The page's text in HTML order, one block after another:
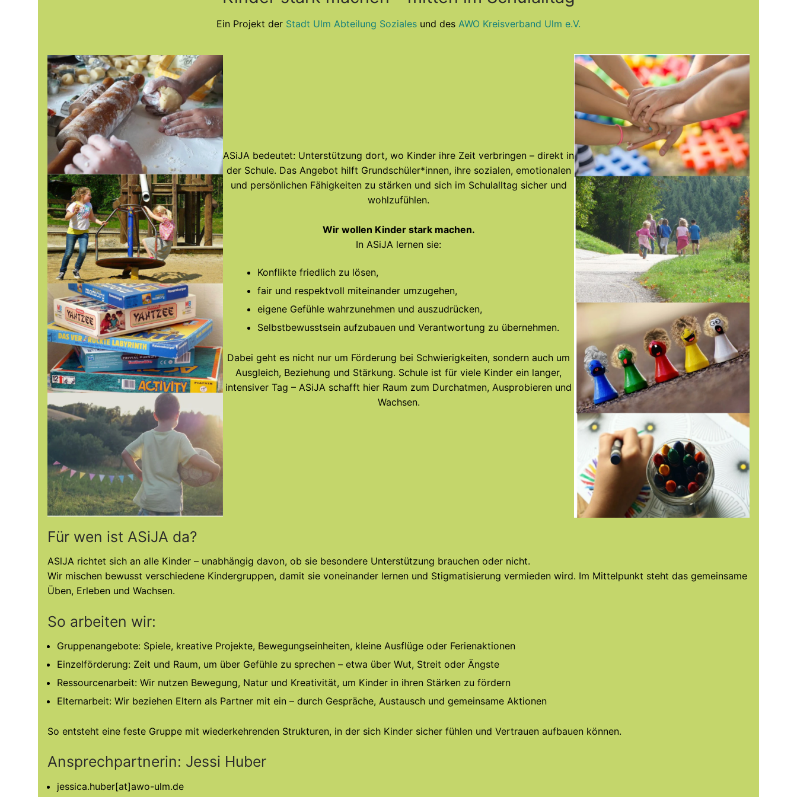
Ein Projekt der Stadt Ulm Abteilung Soziales und des AWO Kreisverband Ulm e.V.
ASiJA bedeutet: Unterstützung dort, wo Kinder ihre Zeit verbringen – direkt in
der Schule. Das Angebot hilft Grundschüler*innen, ihre sozialen, emotionalen
und persönlichen Fähigkeiten zu stärken und sich im Schulalltag sicher und
wohlzufühlen.
Wir wollen Kinder stark machen.
In ASiJA lernen sie:
Konflikte friedlich zu lösen,
fair und respektvoll miteinander umzugehen,
eigene Gefühle wahrzunehmen und auszudrücken,
Selbstbewusstsein aufzubauen und Verantwortung zu übernehmen.
Dabei geht es nicht nur um Förderung bei Schwierigkeiten, sondern auch um
Ausgleich, Beziehung und Stärkung. Schule ist für viele Kinder ein langer,
intensiver Tag – ASiJA schafft hier Raum zum Durchatmen, Ausprobieren und
Wachsen.
Für wen ist ASiJA da?
ASlJA richtet sich an alle Kinder – unabhängig davon, ob sie besondere Unterstützung brauchen oder nicht.
Wir mischen bewusst verschiedene Kindergruppen, damit sie voneinander lernen und Stigmatisierung vermieden wird. Im Mittelpunkt steht das gemeinsame
Üben, Erleben und Wachsen.
So arbeiten wir:
Gruppenangebote: Spiele, kreative Projekte, Bewegungseinheiten, kleine Ausflüge oder Ferienaktionen
Einzelförderung: Zeit und Raum, um über Gefühle zu sprechen – etwa über Wut, Streit oder Ängste
Ressourcenarbeit: Wir nutzen Bewegung, Natur und Kreativität, um Kinder in ihren Stärken zu fördern
Elternarbeit: Wir beziehen Eltern als Partner mit ein – durch Gespräche, Austausch und gemeinsame Aktionen
So entsteht eine feste Gruppe mit wiederkehrenden Strukturen, in der sich Kinder sicher fühlen und Vertrauen aufbauen können.
Ansprechpartnerin: Jessi Huber
jessica.huber[at]awo-ulm.de